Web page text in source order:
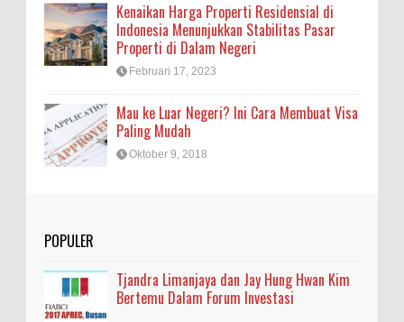
Kenaikan Harga Properti Residensial di
Indonesia Menunjukkan Stabilitas Pasar
Properti di Dalam Negeri
Februari 17, 2023
Mau ke Luar Negeri? Ini Cara Membuat Visa
Paling Mudah
Oktober 9, 2018
POPULER
Tjandra Limanjaya dan Jay Hung Hwan Kim
Bertemu Dalam Forum Investasi